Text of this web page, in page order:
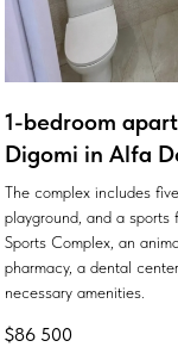
1-bedroom
Digomi in Alfa
The complex includes
playground, and a
Sports Complex, an
pharmacy, a dental
necessary amenities.
$86 500